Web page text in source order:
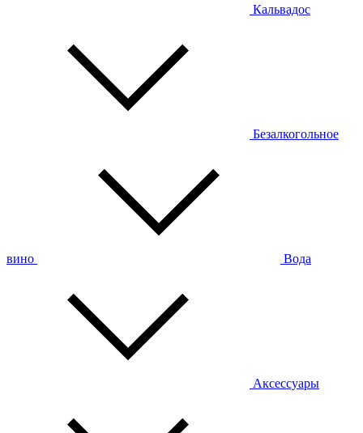
Кальвадос
Безалкогольное
вино Вода
Аксессуары